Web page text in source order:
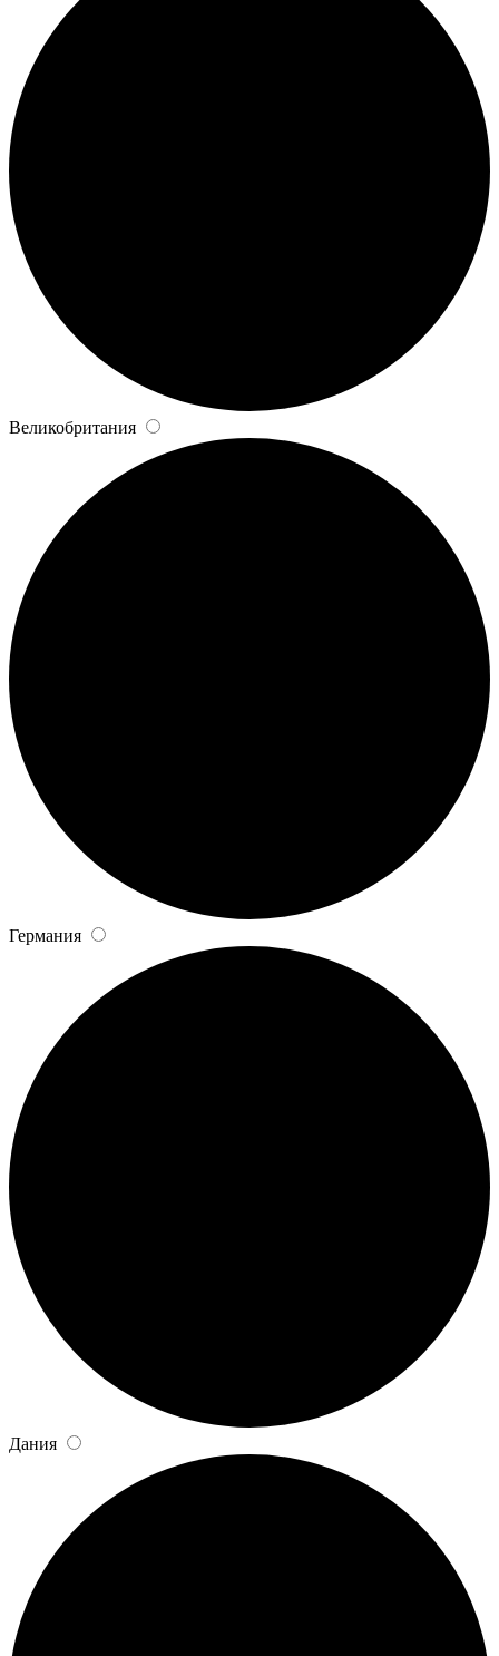
Великобритания
Германия
Дания